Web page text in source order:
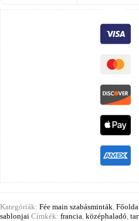
Kategóriák: Fée main szabásminták
sablonjai Címkék: francia középhaladó